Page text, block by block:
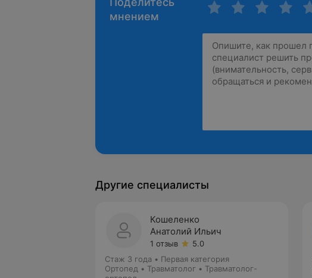
мнением
Другие специалисты
Кошеленко
Анатолий Ильич
1 отзыв
5.0
Стаж 3 года • Первая категория
Ортопед • Травматолог • Травматолог-